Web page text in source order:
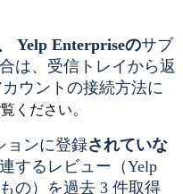
Yelp Enterpriseのサブ
は、受信トレイから返
ウントの接続方法に
ください。
ョンに登録されていな
するレビュー（Yelp
の）を過去 3 件取得